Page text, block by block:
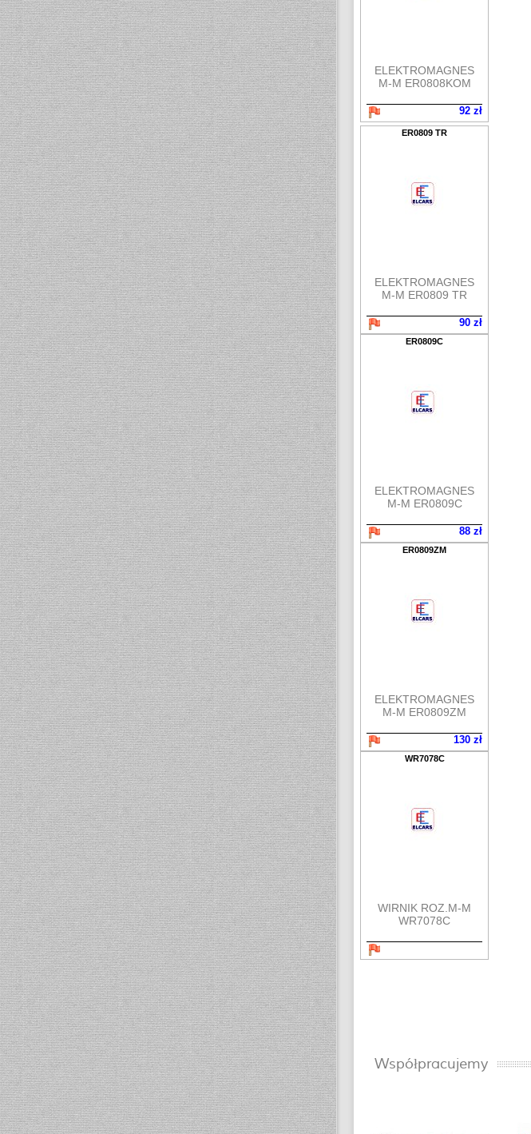
ELEKTROMAGNES
M-M ER0808KOM
92 zł
ER0809 TR
ELEKTROMAGNES
M-M ER0809 TR
90 zł
ER0809C
ELEKTROMAGNES
M-M ER0809C
88 zł
ER0809ZM
ELEKTROMAGNES
M-M ER0809ZM
130 zł
WR7078C
WIRNIK ROZ.M-M
WR7078C
Współpracujemy